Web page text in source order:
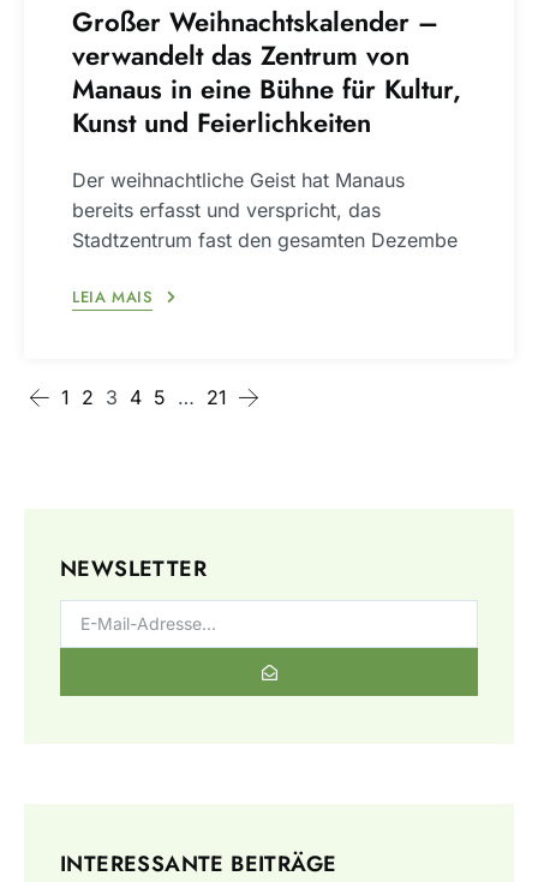
Großer Weihnachtskalender –
verwandelt das Zentrum von
Manaus in eine Bühne für Kultur,
Kunst und Feierlichkeiten
Der weihnachtliche Geist hat Manaus
bereits erfasst und verspricht, das
Stadtzentrum fast den gesamten Dezembe
LEIA MAIS
1 2 3 4 5 … 21
NEWSLETTER
INTERESSANTE BEITRÄGE